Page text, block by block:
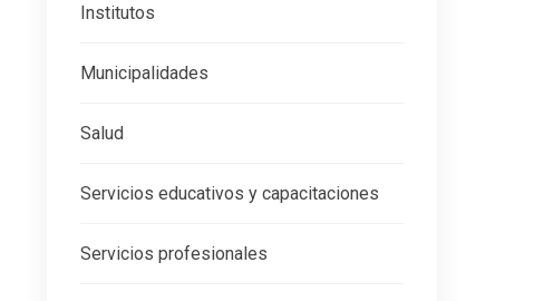
Institutos
Municipalidades
Salud
Servicios educativos y capacitaciones
Servicios profesionales